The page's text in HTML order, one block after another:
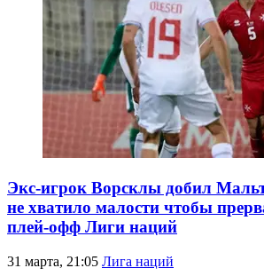
Экс-игрок Ворсклы добил
не хватило малости чтобы
плей-офф Лиги наций
31 марта, 21:05 Лига наций